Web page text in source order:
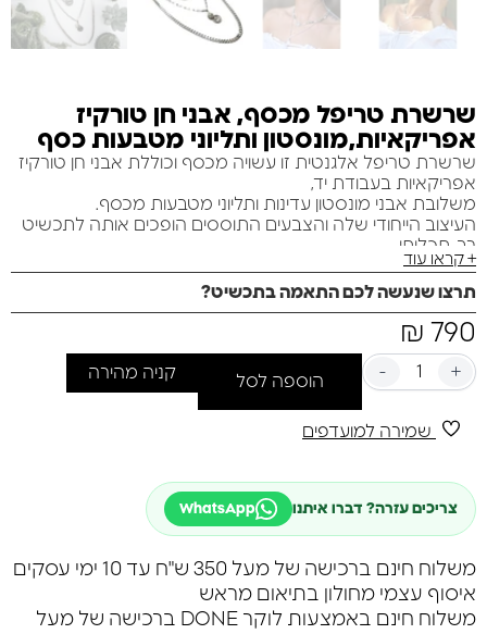
שרשרת טריפל מכסף, אבני חן טורקיז
אפריקאיות,מונסטון ותליוני מטבעות כסף
שרשרת טריפל אלגנטית זו עשויה מכסף וכוללת אבני חן טורקיז
אפריקאיות בעבודת יד,
משלובת אבני מונסטון עדינות ותליוני מטבעות מכסף.
העיצוב הייחודי שלה והצבעים התוססים הופכים אותה לתכשיט
רב-תכליתי,
מושלם להוספת נגיעה של תחכום לכל תלבושת.
+ קראו עוד
תרצו שנעשה לכם התאמה בתכשיט?
₪ 790
- +
הוספה לסל קניה מהירה
שמירה למועדפים
צריכים עזרה? דברו איתנו WhatsApp
משלוח חינם ברכישה של מעל 350 ש"ח עד 10 ימי עסקים
איסוף עצמי מחולון בתיאום מראש
משלוח חינם באמצעות לוקר DONE ברכישה של מעל